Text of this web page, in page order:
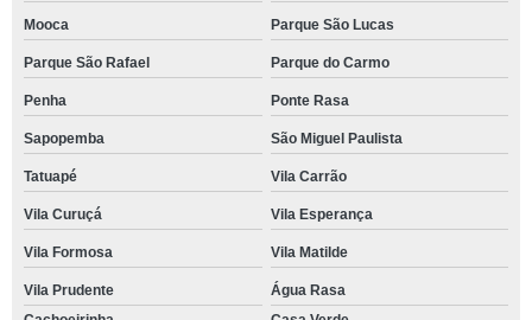
Mooca Parque São Lucas
Parque São Rafael Parque do Carmo
Penha Ponte Rasa
Sapopemba São Miguel Paulista
Tatuapé Vila Carrão
Vila Curuçá Vila Esperança
Vila Formosa Vila Matilde
Vila Prudente
Água Rasa